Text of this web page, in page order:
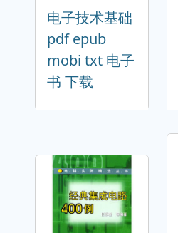
电子技术基础
pdf epub
mobi txt 电子
书 下载